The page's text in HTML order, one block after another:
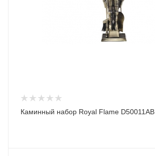
Каминный набор Royal Flame D50011AB